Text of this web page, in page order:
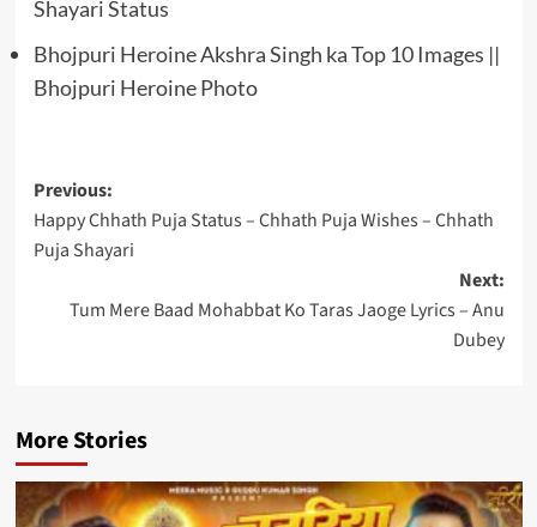
Shayari Status
Bhojpuri Heroine Akshra Singh ka Top 10 Images ||
Bhojpuri Heroine Photo
Post
navigation
Previous:
Happy Chhath Puja Status – Chhath Puja Wishes – Chhath
Puja Shayari
Next:
Tum Mere Baad Mohabbat Ko Taras Jaoge Lyrics – Anu
Dubey
More Stories